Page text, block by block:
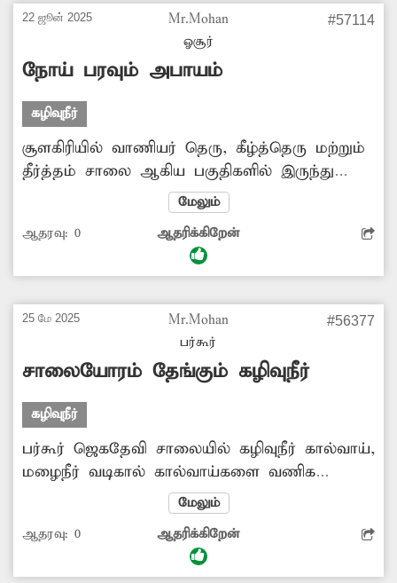
பரவும் அபாயம் ஏற்பட்டு உள்ளது. மேலும்
இந்த சாலையில் செல்லும் போது துர்நாற்றம்
வீசுகிறது. எனவே அங்கு நோய்கள் பரவும்
முன்பு குளம்போல் தேங்கி இருக்கும் கழிவுநீரை
அகற்ற நடவடிக்கை எடுக்க முன்வரவேண்டும்.
-மணி, பர்கூர்.
22 ஜூன் 2025
Mr.Mohan
ஓசூர்
#57114
நோய் பரவும் அபாயம்
கழிவுநீர்
சூளகிரியில் வாணியர் தெரு, கீழ்த்தெரு மற்றும்
தீர்த்தம் சாலை ஆகிய பகுதிகளில் இருந்து
வெளியேறும் கழிவுநீர் சூளகிரி-பேரிகை
சாலையில் உள்ள முனீஸ்வரர் கோவில் எதிரே
தேங்கி துர்நாற்றம் வீசி வருகிறது. இதனால்
அந்த வழியாக செல்வோர் முகம் சுழிக்கும்
அபாயமும் உள்ளது. எனவே சம்பந்தப்பட்ட
அதிகாரிகள் நடவடிக்கை எடுத்து போர்க்கால
அடிப்படையில் இந்த பிரச்சினைக்கு தீர்வு காண
வேண்டும் என பொதுமக்கள் கோரிக்கை
மேலும்
ஆதரவு: 0 ஆதரிக்கிறேன்
25 மே 2025
Mr.Mohan
பர்கூர்
#56377
சாலையோரம் தேங்கும் கழிவுநீர்
கழிவுநீர்
பர்கூர் ஜெகதேவி சாலையில் கழிவுநீர் கால்வாய்,
மழைநீர் வடிகால் கால்வாய்களை வணிக
வளாகத்தினர் அடைத்துள்ள காரணத்தினால்
சாலையோரங்களில் மழை நீரும், கழிவு நீரும்
தேங்கியுள்ளது. இதனால் வாகனங்களின்
செல்வோர் வேகமாக செல்லும் போதும் நடந்து
மேலும்
ஆதரவு: 0 ஆதரிக்கிறேன்